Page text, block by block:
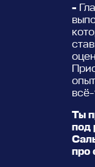
-
Ты
под
про